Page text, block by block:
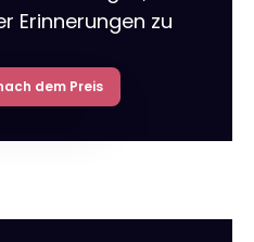
Erinnerungen zu
dem Preis